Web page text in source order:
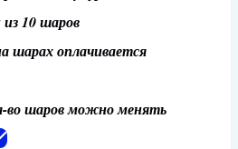
из 10 шаров
шарах оплачивается
во шаров можно менять